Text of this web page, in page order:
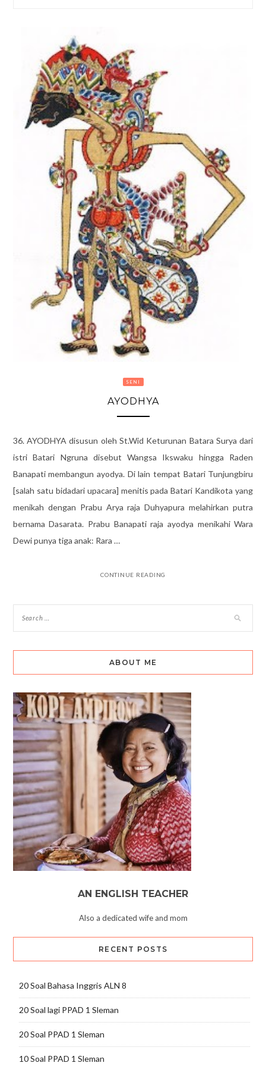
SENI
AYODHYA
36. AYODHYA disusun oleh St.Wid Keturunan Batara Surya dari
istri Batari Ngruna disebut Wangsa Ikswaku hingga Raden
Banapati membangun ayodya. Di lain tempat Batari Tunjungbiru
[salah satu bidadari upacara] menitis pada Batari Kandikota yang
menikah dengan Prabu Arya raja Duhyapura melahirkan putra
bernama Dasarata. Prabu Banapati raja ayodya menikahi Wara
Dewi punya tiga anak: Rara …
CONTINUE READING
ABOUT ME
AN ENGLISH TEACHER
Also a dedicated wife and mom
RECENT POSTS
20 Soal Bahasa Inggris ALN 8
20 Soal lagi PPAD 1 Sleman
20 Soal PPAD 1 Sleman
10 Soal PPAD 1 Sleman